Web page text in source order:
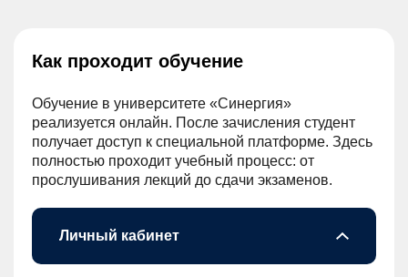
Как проходит обучение
Обучение в университете «Синергия»
реализуется онлайн. После зачисления студент
получает доступ к специальной платформе. Здесь
полностью проходит учебный процесс: от
прослушивания лекций до сдачи экзаменов.
Личный кабинет